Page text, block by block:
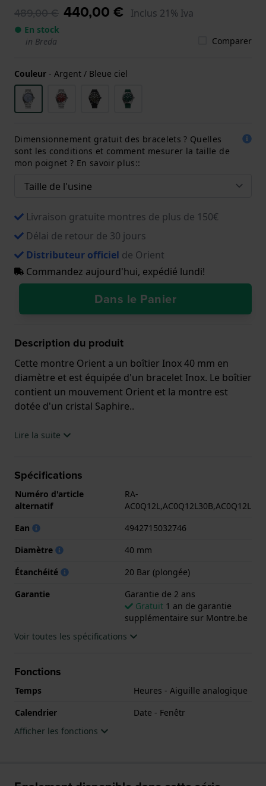
489,00 € 440,00 € Inclus 21% Iva
● En stock
in Breda
Comparer
Couleur - Argent / Bleue ciel
Dimensionnement gratuit des bracelets ? Quelles
sont les conditions et comment mesurer la taille de
mon poignet ? En savoir plus::
Livraison gratuite montres de plus de 150€
Délai de retour de 30 jours
Distributeur officiel de Orient
Commandez aujourd'hui, expédié lundi!
Dans le Panier
Description du produit
Cette montre Orient a un boîtier Inox 40 mm en
diamètre et est équipée d'un bracelet Inox. Le boîtier
contient un mouvement Orient et la montre est
dotée d'un cristal Saphire..
La montre est 20 ATM. Cela signifie que la montre
.
Lire la suite
Spécifications
Numéro d'article
alternatif
RA-
AC0Q12L,AC0Q12L30B,AC0Q12L
Ean
4942715032746
Diamètre
40 mm
Étanchéité
20 Bar (plongée)
Garantie
Garantie de 2 ans
Gratuit 1 an de garantie
supplémentaire sur Montre.be
Voir toutes les spécifications
Fonctions
Temps
Heures - Aiguille analogique
Calendrier
Date - Fenêtr
Afficher les fonctions